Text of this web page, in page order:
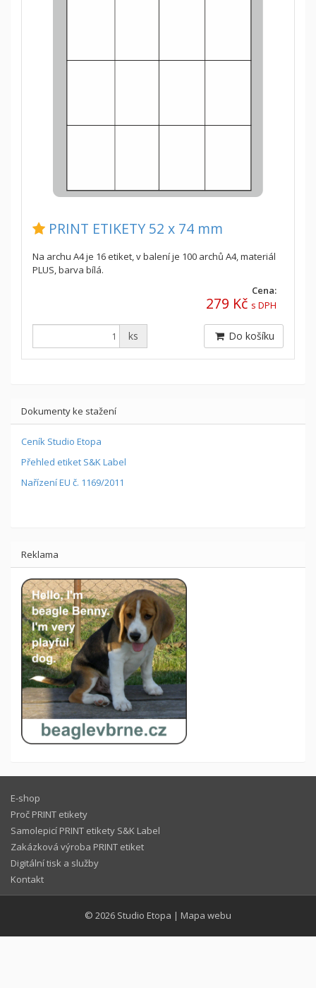
PRINT ETIKETY 52 x 74 mm
Na archu A4 je 16 etiket, v balení je 100 archů A4, materiál
PLUS, barva bílá.
Cena:
279 Kč s DPH
ks Do košíku
Dokumenty ke stažení
Ceník Studio Etopa
Přehled etiket S&K Label
Nařízení EU č. 1169/2011
Reklama
E-shop
Proč PRINT etikety
Samolepicí PRINT etikety S&K Label
Zakázková výroba PRINT etiket
Digitální tisk a služby
Kontakt
© 2026 Studio Etopa | Mapa webu